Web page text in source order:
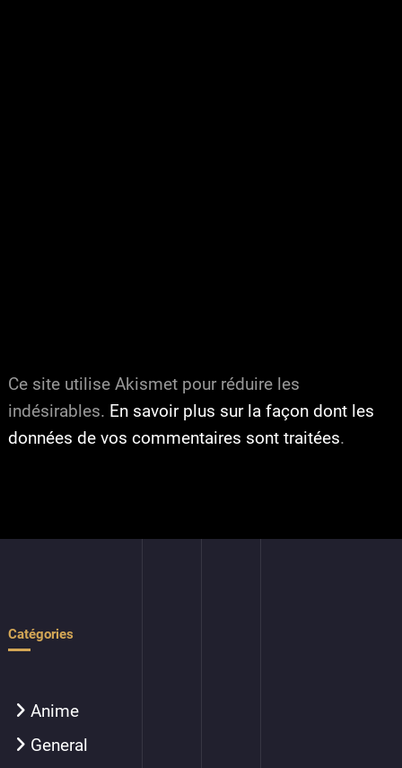
Ce site utilise Akismet pour réduire les
indésirables. En savoir plus sur la façon dont les
données de vos commentaires sont traitées.
Catégories
Anime
General